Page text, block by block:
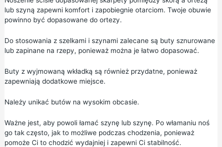
lub szyną zapewni komfort i zapobiegnie otarciom. Twoje obuwie
powinno być dopasowane do ortezy.
Do stosowania z szelkami i szynami zalecane są buty sznurowane
lub zapinane na rzepy, ponieważ można je łatwo dopasować.
Buty z wyjmowaną wkładką są również przydatne, ponieważ
zapewniają dodatkowe miejsce.
Należy unikać butów na wysokim obcasie.
Ważne jest, aby powoli łamać szynę lub szynę. Po włamaniu noś
go tak często, jak to możliwe podczas chodzenia, ponieważ
pomoże Ci to chodzić wydajniej i zapewni Ci stabilność.